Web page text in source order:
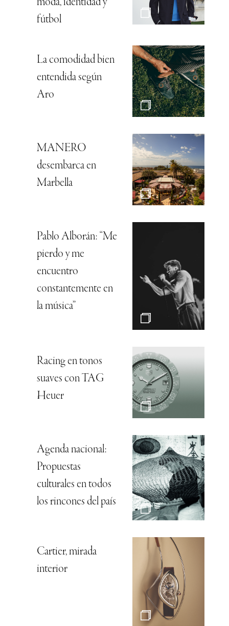
moda, identidad y
fútbol
La comodidad bien
entendida según
Aro
MANERO
desembarca en
Marbella
Pablo Alborán: “Me
pierdo y me
encuentro
constantemente en
la música”
Racing en tonos
suaves con TAG
Heuer
Agenda nacional:
Propuestas
culturales en todos
los rincones del país
Cartier, mirada
interior